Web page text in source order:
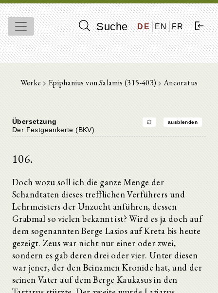
Suche DE EN FR
Werke Epiphanius von Salamis (315-403) Ancoratus
Übersetzung ausblenden
Der Festgeankerte (BKV)
106.
Doch wozu soll ich die ganze Menge der
Schandtaten dieses trefflichen Verführers und
Lehrmeisters der Unzucht anführen, dessen
Grabmal so vielen bekannt ist? Wird es ja doch auf
dem sogenannten Berge Lasios auf Kreta bis heute
gezeigt. Zeus war nicht nur einer oder zwei,
sondern es gab deren drei oder vier. Unter diesen
war jener, der den Beinamen Kronide hat, und der
seinen Vater auf dem Berge Kaukasus in den